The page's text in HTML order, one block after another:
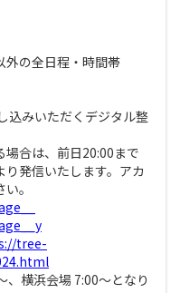
外の全日程・時間帯
込みいただくデジタル整
合は、前日20:00まで
発信いたします。アカ
。
tree-
横浜会場 7:00～となり